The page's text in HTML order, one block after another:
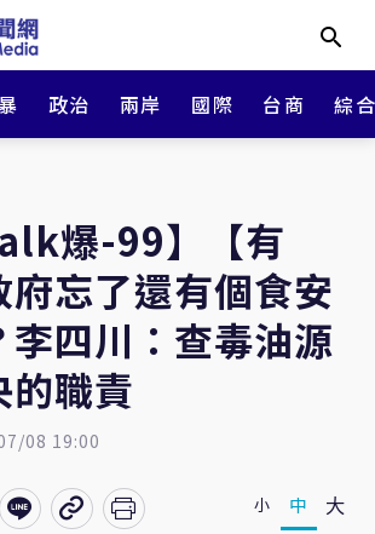
政治 兩岸 國際 台商 綜
爆-99】【有
府忘了還有個食安
李四川：查毒油源
的職責
08 19:00
小 中 大